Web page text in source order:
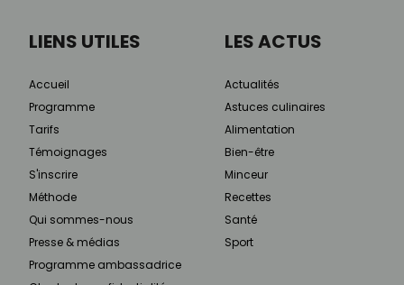
LIENS UTILES
Accueil
Programme
Tarifs
Témoignages
S'inscrire
Méthode
Qui sommes-nous
Presse & médias
Programme ambassadrice
LES ACTUS
Actualités
Astuces culinaires
Alimentation
Bien-être
Minceur
Recettes
Santé
Sport